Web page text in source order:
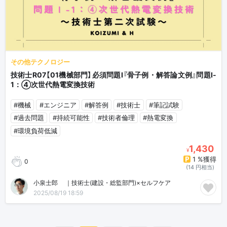
その他テクノロジー
技術士R07【01機械部門】必須問題Ⅰ『骨子例・解答論文例』問題Ⅰ-
1：④次世代熱電変換技術
#機械 #エンジニア #解答例 #技術士
#筆記試験
#過去問題
#持続可能性 #技術者倫理
#熱電変換
#環境負荷低減
0
¥1,430
1 %獲得
(14 円相当)
小泉士郎🎈｜技術士(建設・総監部門)×セルフケア
2025/08/19 18:59